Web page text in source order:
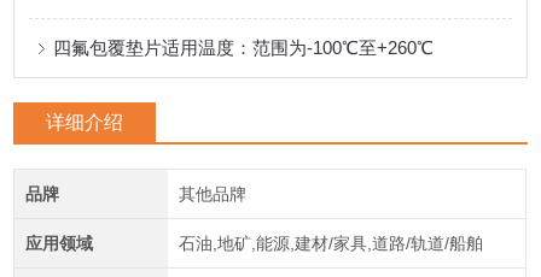
四氟包覆垫片适用温度：范围为-100℃至+260℃
详细介绍
品牌 其他品牌
应用领域 石油,地矿,能源,建材/家具,道路/轨道/船舶